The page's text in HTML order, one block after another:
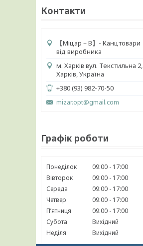
Контакти
【 Міцар－В】- Канцтовари
від виробника
м. Харків вул. Текстильна 2,
Харків, Україна
+380 (93) 982-70-50
mizar.opt@gmail.com
Графік роботи
Понеділок 09:00
17:00
Вівторок
09:00
17:00
Середа
09:00
17:00
Четвер
09:00
17:00
Пʼятниця
09:00
17:00
Субота
Вихідний
Неділя
Вихідний